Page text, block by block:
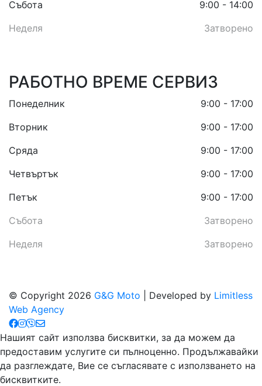
Събота
9:00 - 14:00
Неделя
Затворено
РАБОТНО ВРЕМЕ СЕРВИЗ
Понеделник
9:00 - 17:00
Вторник
9:00 - 17:00
Сряда
9:00 - 17:00
Четвъртък
9:00 - 17:00
Петък
9:00 - 17:00
Събота
Затворено
Неделя
Затворено
© Copyright 2026 G&G Moto | Developed by Limitless
Web Agency
Нашият сайт използва бисквитки, за да можем да
предоставим услугите си пълноценно. Продължавайки
да разглеждате, Вие се съгласявате с използването на
бисквитките.